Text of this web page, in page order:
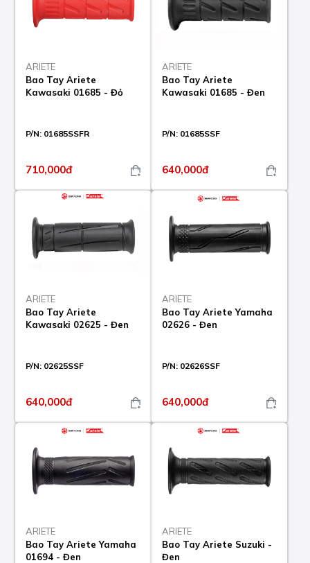
ARIETE
Bao Tay Ariete
Kawasaki 01685 - Đỏ
P/N: 01685SSFR
710,000đ
ARIETE
Bao Tay Ariete
Kawasaki 01685 - Đen
P/N: 01685SSF
640,000đ
ARIETE
Bao Tay Ariete
Kawasaki 02625 - Đen
P/N: 02625SSF
640,000đ
ARIETE
Bao Tay Ariete Yamaha
02626 - Đen
P/N: 02626SSF
640,000đ
ARIETE
Bao Tay Ariete Yamaha
01694 - Đen
ARIETE
Bao Tay Ariete Suzuki -
Đen